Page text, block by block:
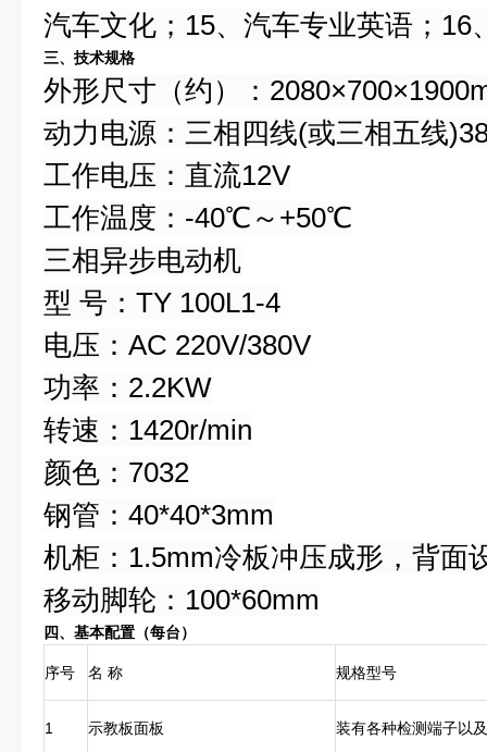
汽车文化；15、汽车专业英语；16
三、技术规格
外形尺寸（约）：
动力电源：三相四线(或三相五线
工作电压：直流12V
工作温度：-40℃～+50℃
三相异步电动机
型 号：TY 100L1-4
电压：AC 220V/380V
功率：2.2KW
转速：1420r/min
颜色：7032
钢管：40*40*3mm
机柜：1.5mm冷板冲压成形，背面
移动脚轮：100*60mm
四、基本配置（每台）
序号 名 称 规格型号
1 示教板面板 装有各种检测端子以